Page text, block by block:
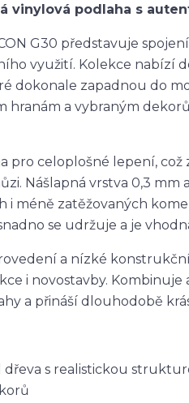
vinylová podlaha s
G30 představuje
využití. Kolekce nabízí
dokonale zapadnou do
hranám a vybraným
pro celoplošné lepení,
Nášlapná vrstva 0,3
i méně zatěžovaných
se udržuje a je
a nízké konstrukční
i novostavby.
a přináší dlouhodobě
s realistickou